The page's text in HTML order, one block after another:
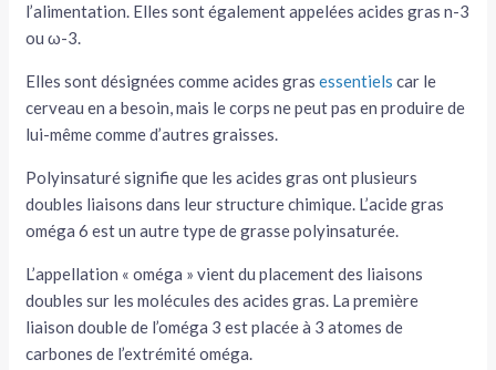
l’alimentation. Elles sont également appelées acides gras n-3
ou ω-3.
Elles sont désignées comme acides grasessentiels car le
cerveau en a besoin, mais le corps ne peut pas en produire de
lui-même comme d’autres graisses.
Polyinsaturé signifie que les acides gras ont plusieurs
doubles liaisons dans leur structure chimique. L’acide gras
oméga 6 est un autre type de grasse polyinsaturée.
L’appellation « oméga » vient du placement des liaisons
doubles sur les molécules des acides gras. La première
liaison double de l’oméga 3 est placée à 3 atomes de
carbones de l’extrémité oméga.